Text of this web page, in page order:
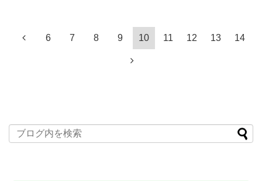
6 7 8 9 10 11 12 13 14